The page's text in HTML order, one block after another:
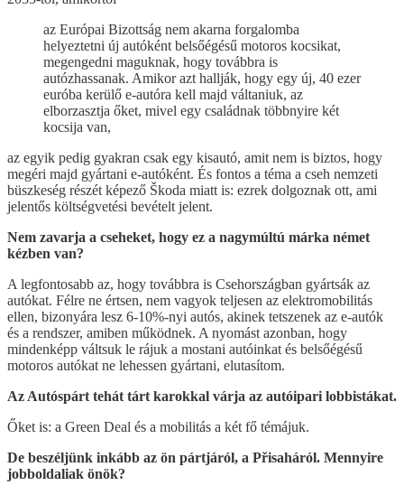
az Európai Bizottság nem akarna forgalomba
helyeztetni új autóként belsőégésű motoros kocsikat,
megengedni maguknak, hogy továbbra is
autózhassanak. Amikor azt hallják, hogy egy új, 40 ezer
euróba kerülő e-autóra kell majd váltaniuk, az
elborzasztja őket, mivel egy családnak többnyire két
kocsija van,
az egyik pedig gyakran csak egy kisautó, amit nem is biztos, hogy
megéri majd gyártani e-autóként. És fontos a téma a cseh nemzeti
büszkeség részét képező Škoda miatt is: ezrek dolgoznak ott, ami
jelentős költségvetési bevételt jelent.
Nem zavarja a cseheket, hogy ez a nagymúltú márka német
kézben van?
A legfontosabb az, hogy továbbra is Csehországban gyártsák az
autókat. Félre ne értsen, nem vagyok teljesen az elektromobilitás
ellen, bizonyára lesz 6-10%-nyi autós, akinek tetszenek az e-autók
és a rendszer, amiben működnek. A nyomást azonban, hogy
mindenképp váltsuk le rájuk a mostani autóinkat és belsőégésű
motoros autókat ne lehessen gyártani, elutasítom.
Az Autóspárt tehát tárt karokkal várja az autóipari lobbistákat.
Őket is: a Green Deal és a mobilitás a két fő témájuk.
De beszéljünk inkább az ön pártjáról, a Přisaháról. Mennyire
jobboldaliak önök?